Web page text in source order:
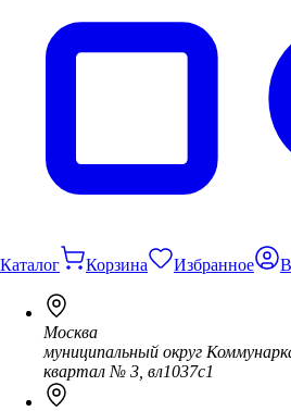
Каталог Корзина Избранное
Москва
муниципальный округ
квартал № 3, вл1037с1